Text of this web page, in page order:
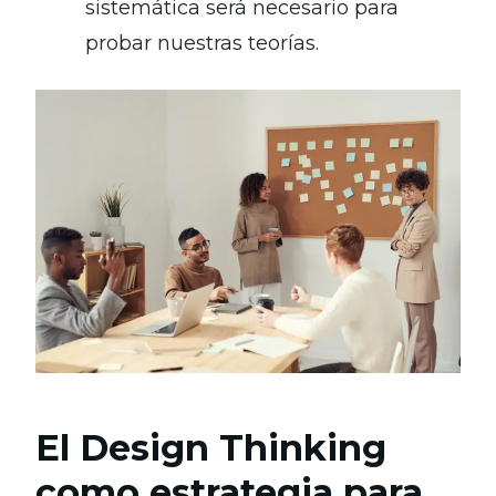
sistemática será necesario para
probar nuestras teorías.
El Design Thinking